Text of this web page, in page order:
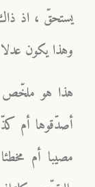
يستحقّ ، اذ ذاك
وهذا يكون
هذا هو ملخّص
أصدّقوها أم
مصيبا أم